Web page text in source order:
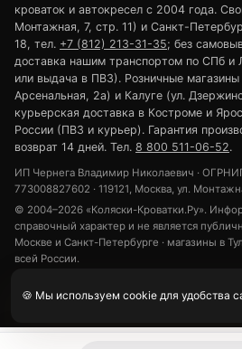
🍪 Мы используем cookie для удобства
кроваток и автокресел с 2004 года.
Монтажная, 7, стр. 11) и Санкт-
18, тел. +7 (812) 213-31-35; без
доставка нашим транспортом по СПб и
или выдача в ПВЗ). Розничные
Арсенальная, 2а) и Калуге (ул.
курьерская доставка в Костроме и
России (ПВЗ и курьер). Гарантия
возврат 14 дней. Тел. 8 800 511-06-52.
ИП Чернега Владимир Николаевич ·
773008827602 · 119121, Москва, ул.
© 2004–2026 «Коляски-Кроватки.Ру».
справочный характер и не является
Москве и Санкт-Петербурге · магазины в
всей России.
Обработка
Использование cookie